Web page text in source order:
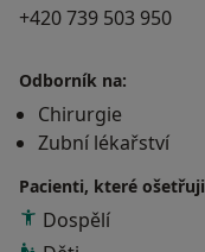
+420 739 503 950
Odborník na:
Chirurgie
Zubní lékařství
Pacienti, které ošetřuji
Dospělí